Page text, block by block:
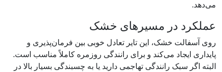
می‌دهد.
عملکرد در مسیرهای خشک
روی آسفالت خشک، این تایر تعادل خوبی بین فرمان‌پذیری و
پایداری ایجاد می‌کند و برای رانندگی روزمره کاملاً مناسب است.
البته اگر سبک رانندگی تهاجمی دارید یا به چسبندگی بسیار بالا در